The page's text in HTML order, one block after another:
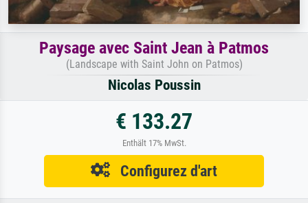
Paysage avec Saint Jean à Patmos
(Landscape with Saint John on Patmos)
Nicolas Poussin
€ 133.27
Enthält 17% MwSt.
Configurez d'art